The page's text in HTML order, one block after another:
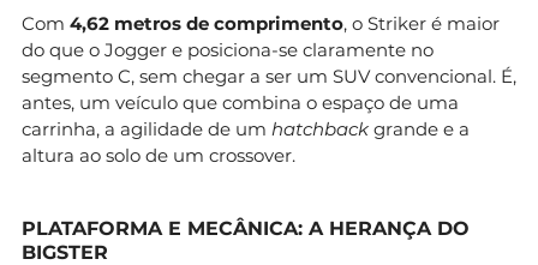
Com 4,62 metros de comprimento, o Striker é maior
do que o Jogger e posiciona-se claramente no
segmento C, sem chegar a ser um SUV convencional. É,
antes, um veículo que combina o espaço de uma
carrinha, a agilidade de um hatchback grande e a
altura ao solo de um crossover.
PLATAFORMA E MECÂNICA: A HERANÇA DO
BIGSTER